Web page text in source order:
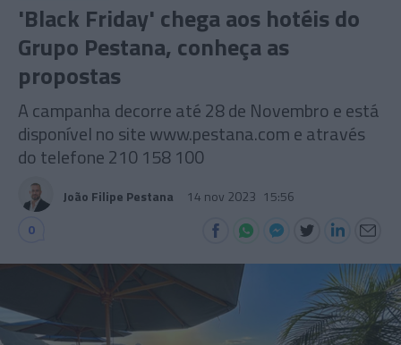
'Black Friday' chega aos hotéis do
Grupo Pestana, conheça as
propostas
A campanha decorre até 28 de Novembro e está
disponível no site www.pestana.com e através
do telefone 210 158 100
João Filipe Pestana 14 nov 2023 15:56
0